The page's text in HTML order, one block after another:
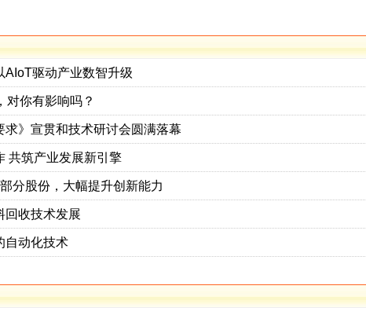
AIoT驱动产业数智升级
对你有影响吗？
》宣贯和技术研讨会圆满落幕
共筑产业发展新引擎
分股份，大幅提升创新能力
回收技术发展
自动化技术